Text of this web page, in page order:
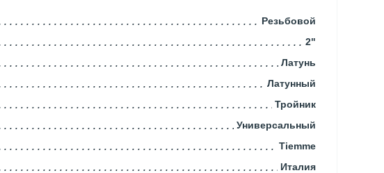
Резьбовой
2"
Латунь
Латунный
Тройник
Универсальный
Tiemme
Италия